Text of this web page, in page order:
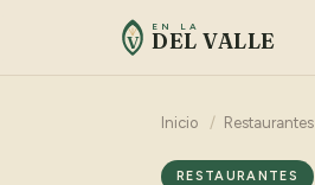
V
EN LA
DEL VALLE
Inicio / Restaurantes
RESTAURANTES